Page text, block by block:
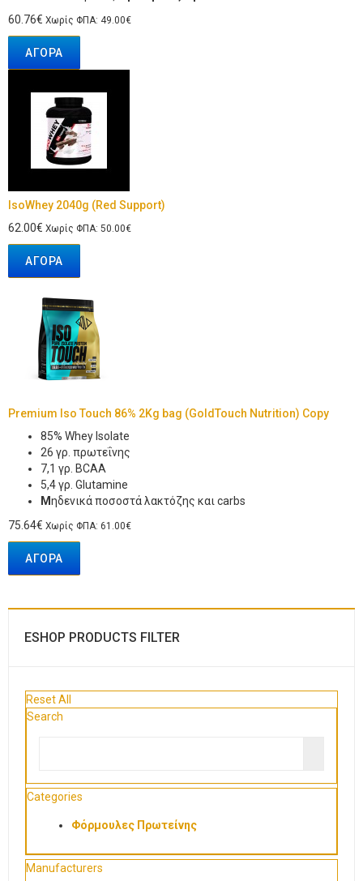
60.76€ Χωρίς ΦΠΑ: 49.00€
ΑΓΟΡΆ
IsoWhey 2040g (Red Support)
62.00€ Χωρίς ΦΠΑ: 50.00€
ΑΓΟΡΆ
Premium Iso Touch 86% 2Kg bag (GoldTouch Nutrition) Copy
85% Whey Isolate
26 γρ. πρωτεΐνης
7,1 γρ. BCAA
5,4 γρ. Glutamine
Μηδενικά ποσοστά λακτόζης και carbs
75.64€ Χωρίς ΦΠΑ: 61.00€
ΑΓΟΡΆ
ESHOP PRODUCTS FILTER
Reset All
Search
Categories
Φόρμουλες Πρωτείνης
Manufacturers